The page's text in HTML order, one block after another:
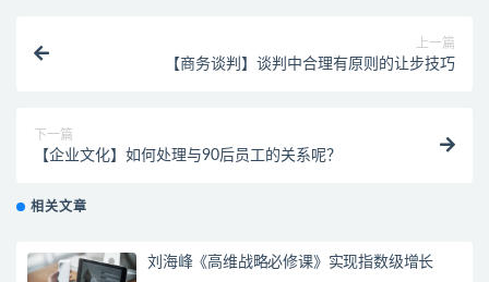
上一篇
【商务谈判】谈判中合理有原则的让步技巧
下一篇
【企业文化】如何处理与90后员工的关系呢？
相关文章
刘海峰《高维战略必修课》实现指数级增长